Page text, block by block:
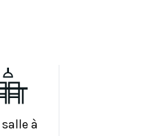
salle à